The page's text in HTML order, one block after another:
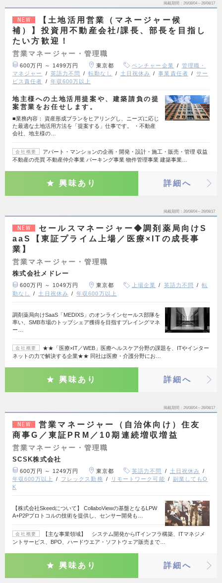
掲載期間 26/08/04～26/08/17
NEW
【土地活用営業（マネージャー候
補）】投資用不動産会社/課長、部長を目指し
たい方歓迎！
営業マネージャー・管理職
600万円 ～ 1499万円 東京都 ベンチャー企業
管理職・
マネジャー
英語力不問 転勤なし 土日祝休み 事業責任者
サー
ビス責任者
年収600万以上
地主様への土地活用提案や、建築請負の提
案営業をお任せします。
■業務内容： 資産形成プランをヒアリングし、ニーズに応じ
た最適な土地活用方法を「提案する」仕事です。 ・不動産
会社、地主様の…
会社概要
アパート・マンションの企画・開発・設計・施工・販売・管理 収益
不動産の売買 不動産仲介事業 パーキング事業 物件管理事業 建築事業…
興味あり 詳細へ
掲載期間 26/08/04～26/08/17
NEW
セールスマネージャー◆調剤薬局向けS
aaS【東証プライム上場／医療×ITの成長事
業】
営業マネージャー・管理職
株式会社メドレー
600万円 ～ 1049万円 東京都 上場企業 英語力不問
転
勤なし
土日祝休み 年収600万以上
調剤薬局向けSaaS「MEDIXS」のオンラインセールス部隊を
率い、SMB市場のトップシェア獲得を目指すプレイングマネ
ー…
会社概要
★★「医療×IT／WEB」医療ヘルスケア分野の課題を、ITやインター
ネットの力で解決する企業★★ 同社は医療・介護分野にお…
興味あり 詳細へ
掲載期間 26/08/04～26/08/17
NEW
営業マネージャー（自治体向け）住友
商事G／東証PRM／10期連続増収増益
営業マネージャー・管理職
SCSK株式会社
600万円 ～ 1249万円 東京都 英語力不問
土日祝休み
年収600万以上
フレックス勤務 リモートワーク可能
副業してもO
K
【株式会社Skeedについて】 CollaboViewの基盤となるLPW
A+P2Pプロトコルの技術を提供し、センサー開発も…
会社概要
【主な事業領域】 システム開発からITインフラ構築、ITマネジメ
ントサービス、BPO、ハードウエア・ソフトウェア販売まで…
興味あり 詳細へ